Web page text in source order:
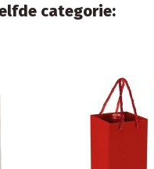
categorie: